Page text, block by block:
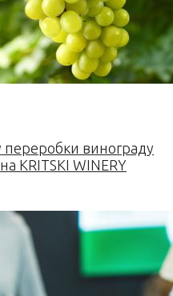
переробки винограду
KRITSKI WINERY